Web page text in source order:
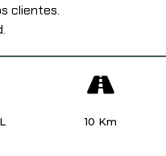
clientes.
10 Km